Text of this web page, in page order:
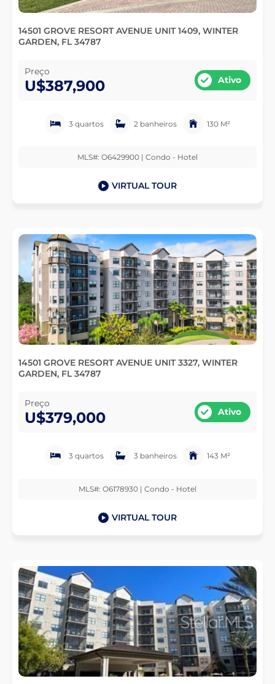
14501 GROVE RESORT AVENUE UNIT 1409, WINTER
GARDEN, FL 34787
Preço
U$387,900 Ativo
3 quartos 2 banheiros 130 M²
MLS#: O6429900 | Condo - Hotel
VIRTUAL TOUR
14501 GROVE RESORT AVENUE UNIT 3327, WINTER
GARDEN, FL 34787
Preço
U$379,000 Ativo
3 quartos 3 banheiros 143 M²
MLS#: O6178930 | Condo - Hotel
VIRTUAL TOUR